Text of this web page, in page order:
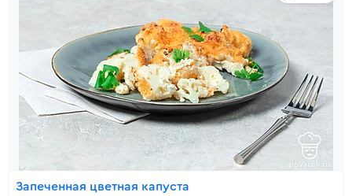
Запеченная цветная капуста